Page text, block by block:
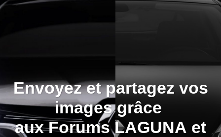
Envoyez et partagez vos
images grâce
aux Forums LAGUNA et